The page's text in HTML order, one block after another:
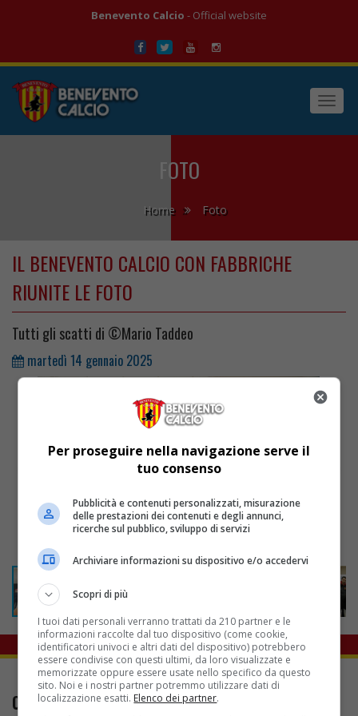
Benevento Calcio - Official website
FOTO
Home Foto
IL BENEVENTO CALCIO CON FABBRICHE
RIUNITE LE FOTO
Tutti gli scatti di ©Mario Taddeo
martedì 14 gennaio 2025
CONTATTI
Per proseguire nella navigazione serve il
tuo consenso
Pubblicità e contenuti personalizzati, misurazione
delle prestazioni dei contenuti e degli annunci,
ricerche sul pubblico, sviluppo di servizi
Archiviare informazioni su dispositivo e/o accedervi
Scopri di più
I tuoi dati personali verranno trattati da 210 partner e le
informazioni raccolte dal tuo dispositivo (come cookie,
identificatori univoci e altri dati del dispositivo) potrebbero
essere condivise con questi ultimi, da loro visualizzate e
memorizzate oppure essere usate nello specifico da questo
sito. Noi e i nostri partner potremmo utilizzare dati di
localizzazione esatti. Elenco dei partner.